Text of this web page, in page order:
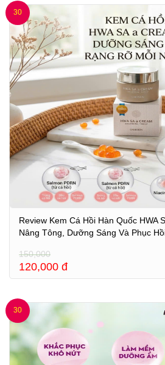
30
Review Kem Cá Hồi Hàn Quốc HWA
Nâng Tông, Dưỡng Sáng Và Phục
150,000
120,000 đ
30